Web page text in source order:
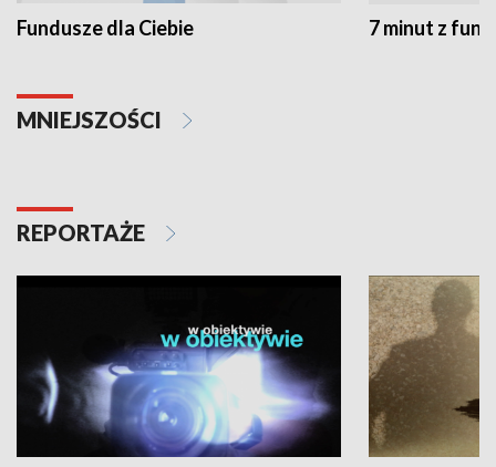
Fundusze dla Ciebie 7 minut z
MNIEJSZOŚCI
REPORTAŻE